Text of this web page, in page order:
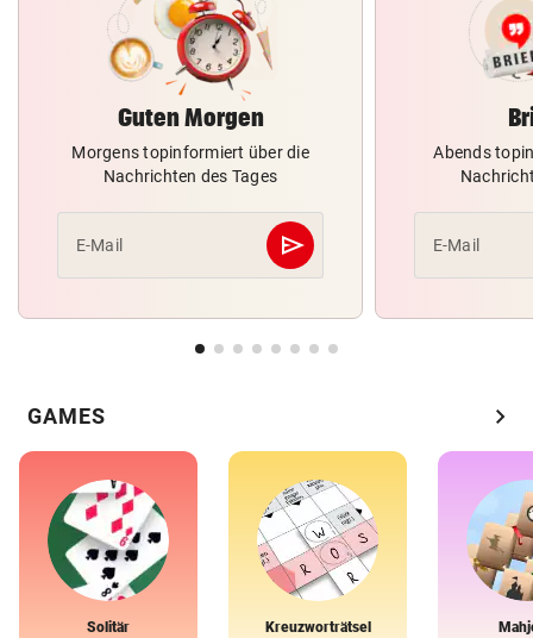
Guten Morgen
Morgens topinformiert über die
Nachrichten des Tages
E-Mail send
Abschicken
Abends
E-Mail
GAMES chevron_right
Solitär Kreuzworträtsel